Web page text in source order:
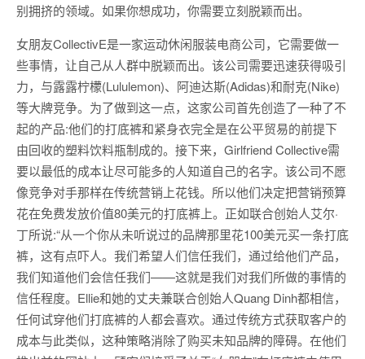
别拥挤的领域。如果你想成功，你需要立刻脱颖而出。
女朋友CollectivE是一家运动休闲服装电商公司，它需要做一
些事情，让自己从人群中脱颖而出。该公司需要迅速获得吸引
力，与露露柠檬(Lululemon)、阿迪达斯(Adidas)和耐克(Nike)
等大牌竞争。为了做到这一点，这家公司首先创造了一种了不
起的产品:他们的打底裤和紧身衣完全是在公平贸易的前提下
由回收的塑料饮料瓶制成的。接下来，Girlfriend Collective需
要以最低的成本让尽可能多的人知道自己的名字。该公司不愿
像竞争对手那样在传统营销上花钱。所以他们决定把营销预算
花在免费发放价值80美元的打底裤上。正如联合创始人艾尔·
丁所说:“从一个你从未听说过的品牌那里花100美元买一条打底
裤，这有点吓人。我们希望人们信任我们，通过给他们产品，
我们知道他们会信任我们——这就是我们对我们所做的事情的
信任程度。Ellie和她的丈夫兼联合创始人Quang Dinh都相信，
任何试穿他们打底裤的人都会喜欢。通过传统方式获取客户的
成本与此类似，这种策略消除了购买未知品牌的障碍。在他们